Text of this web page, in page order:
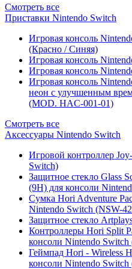
Смотреть все
Приставки Nintendo Switch
Игровая консоль
(Красно / Синяя)
Игровая консоль
Игровая консоль
Игровая консоль
неон с улучшенным
(MOD. HAC-001-01)
Смотреть все
Аксессуары Nintendo Switch
Игровой контроллер
Switch)
Защитное стекло Glass
(9H) для консоли
Сумка Hori Adventure
Nintendo Switch (NSW-
Защитное стекло
Контроллеры Hori Split
консоли Nintendo
Геймпад Hori - Wireless
консоли Nintendo